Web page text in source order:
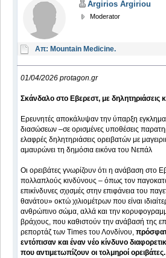
Argirios Argiriou
Moderator
Απ: Mountain Medicine.
01/04/2026 protagon.gr
Σκάνδαλο στο Εβερεστ, με δηλητηριάσεις
Ερευνητές αποκάλυψαν την ύπαρξη
διασώσεων –σε ορισμένες υποθέσεις
ελαφρές δηλητηριάσεις ορειβατών με
αμαυρώνει τη δημόσια εικόνα του Νεπάλ
Οι ορειβάτες γνωρίζουν ότι η ανάβαση στο
πολλαπλούς κινδύνους – όπως τον
επικίνδυνες σχισμές στην επιφάνεια του
θανάτου» οκτώ χιλιομέτρων που είναι
ανθρώπινο σώμα, αλλά και την
βράχους, που καθιστούν την ανάβασή της
ρεπορτάζ των Times του Λονδίνου,
εντόπισαν και έναν νέο κίνδυνο
που αντιμετωπίζουν οι τολμηροί